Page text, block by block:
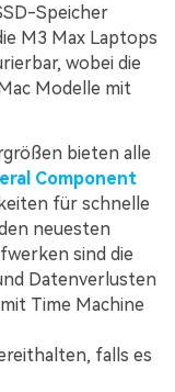
Speicher
M3 Max Laptops
wobei die
Modelle mit
bieten alle
Component
für schnelle
neuesten
sind die
Datenverlusten
Time Machine
falls es